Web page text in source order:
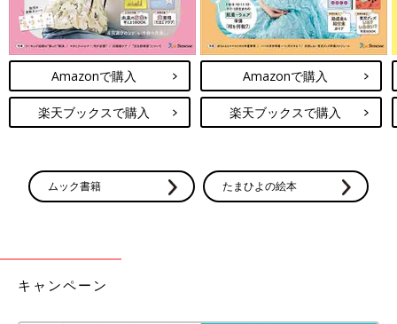
Amazonで購入
楽天ブックスで購入
Amazonで購入
楽天ブックスで購入
ムック書籍 たまひよの絵本
キャンペーン